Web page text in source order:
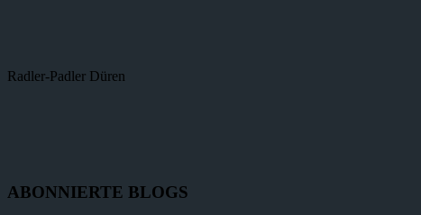
Radler-Padler Düren
ABONNIERTE BLOGS